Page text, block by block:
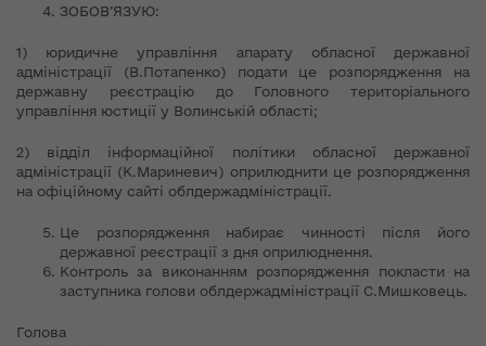
ЗОБОВ’ЯЗУЮ:
1) юридичне управління апарату обласної державної
адміністрації (В.Потапенко) подати це розпорядження на
державну реєстрацію до Головного територіального
управління юстиції у Волинській області;
2) відділ інформаційної політики обласної державної
адміністрації (К.Мариневич) оприлюднити це розпорядження
на офіційному сайті облдержадміністрації.
Це розпорядження набирає чинності після його
державної реєстрації з дня оприлюднення.
Контроль за виконанням розпорядження покласти на
заступника голови облдержадміністрації С.Мишковець.
Голова